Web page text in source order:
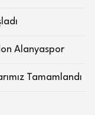
Alanyaspor
Tamamlandı